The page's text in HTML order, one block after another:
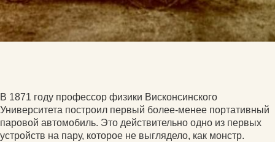
В 1871 году профессор физики Висконсинского
Университета построил первый более-менее портативный
паровой автомобиль. Это действительно одно из первых
устройств на пару, которое не выглядело, как монстр.